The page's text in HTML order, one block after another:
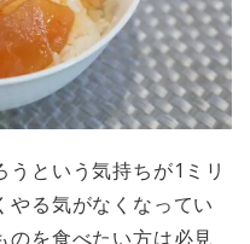
という気持ちが1ミリ
やる気がなくなってい
のを食べたい方は必見